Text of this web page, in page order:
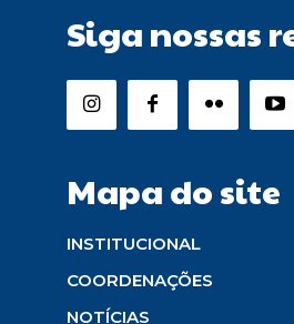
Siga nossas
Mapa do site
INSTITUCIONAL
COORDENAÇÕES
NOTÍCIAS